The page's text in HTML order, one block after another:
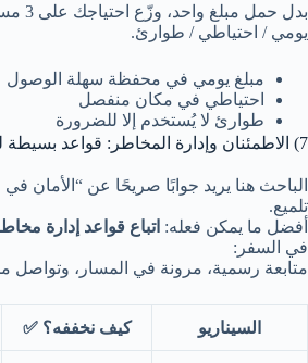
بدل حمل مبلغ واحد، وزّع احتياجك على 3 مستويات:
يومي / احتياطي / طوارئ.
مبلغ يومي في محفظة سهلة الوصول
احتياطي في مكان منفصل
طوارئ لا يُستخدم إلا للضرورة
7) الاطمئنان وإدارة المخاطر: قواعد بسيطة لكنها حاسمة 🛡️
الباحث هنا يريد جوابًا صريحًا عن “الأمان في
تلميع.
أفضل ما يمكن فعله: اتباع قواعد إدارة
في السفر:
متابعة رسمية، مرونة في المسار، وتواصل
السيناريو كيف نخففه؟ ✅